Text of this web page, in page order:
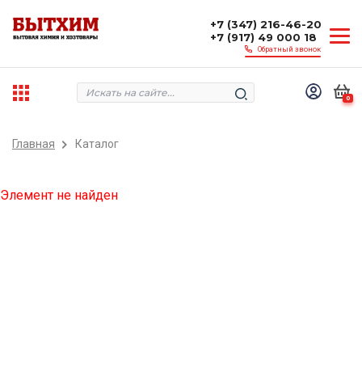
+7 (347) 216-46-20
+7 (917) 49 000 18
Обратный звонок
0
Главная Каталог
Элемент не найден